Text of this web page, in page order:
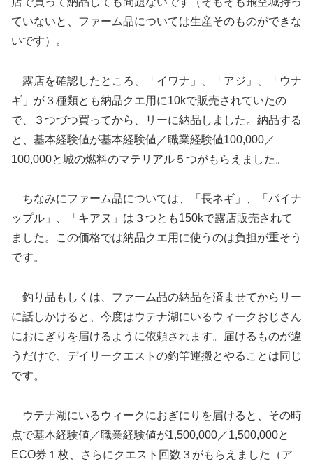
ていないと、ファーム品については生産そのものができな
いです）。
露店を確認したところ、「イワナ」、「アジ」、「ウナ
ギ」が３種類とも納品クエ用に10kで販売されていたの
で、３つづつ買ってから、リーに納品しました。納品する
と、基本経験値が基本経験値／職業経験値100,000／
100,000と城の燃料のマテリアル５つがもらえました。
ちなみにファーム品については、「長ネギ」、「パイナ
ップル」、「キアヌ」は３つとも150kで露店販売されて
ました。この価格では納品クエ用に使うのは負担が重そう
です。
釣り品もしくは、ファーム品の納品を済ませてからリー
に話しかけると、今度はウテナ湖にいるウィークおじさん
におにぎりを届けるように依頼されます。届けるものが違
うだけで、デイリークエストの釣竿運搬とやることは同じ
です。
ウテナ湖にいるウィークにおぎにりを届けると、その時
点で基本経験値／職業経験値が1,500,000／1,500,000と
ECO券１枚、さらにクエスト回数３がもらえました（ア